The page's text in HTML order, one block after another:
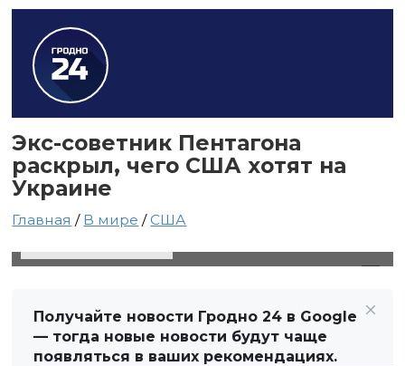
Экс-советник Пентагона
раскрыл, чего США хотят на
Украине
Главная / В мире /США
Получайте новости Гродно 24 в Google
— тогда новые новости будут чаще
появляться в ваших рекомендациях.